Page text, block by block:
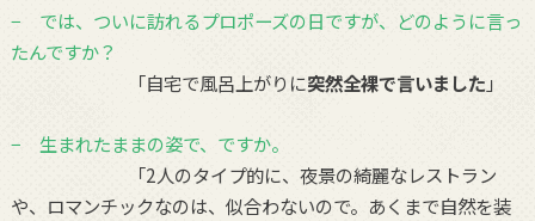
− では、ついに訪れるプロポーズの日ですが、どのように言っ
たんですか？
「自宅で風呂上がりに突然全裸で言いました 」
− 生まれたままの姿で、ですか。
「2人のタイプ的に、夜景の綺麗なレストラン
や、ロマンチックなのは、似合わないので。あくまで自然を装